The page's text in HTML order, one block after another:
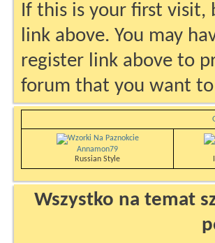
If this is your first
link above. You may
register link above to
forum that you want
Annamon79
Russian Style
Wszystko na temat